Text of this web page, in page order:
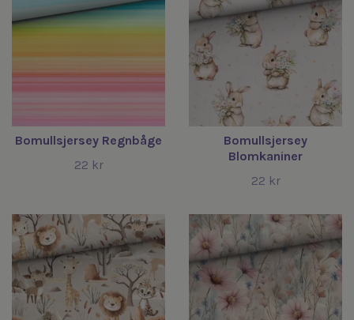
Bomullsjersey Regnbåge
22 kr
Bomullsjersey
Blomkaniner
22 kr